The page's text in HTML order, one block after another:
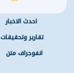
احدث الاخبار
تقارير وتحقيقات
انفوجراف متن